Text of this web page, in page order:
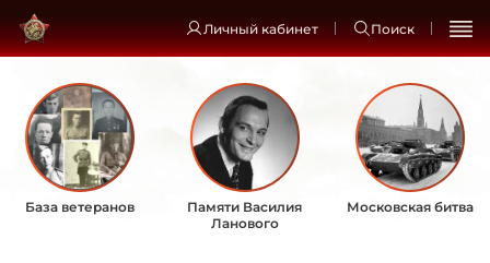
Личный кабинет Поиск
База ветеранов
Памяти Василия
Ланового
Московская битва